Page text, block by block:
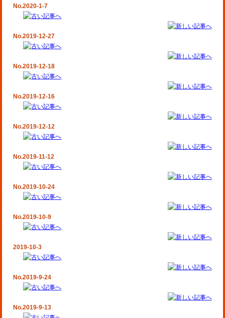
No.2020-1-7
No.2019-12-27
No.2019-12-18
No.2019-12-16
No.2019-12-12
No.2019-11-12
No.2019-10-24
No.2019-10-9
2019-10-3
No.2019-9-24
No.2019-9-13